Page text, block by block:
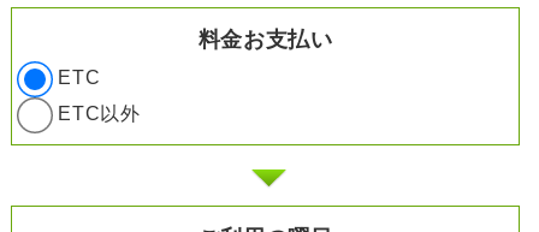
料金お支払い
ETC
ETC以外